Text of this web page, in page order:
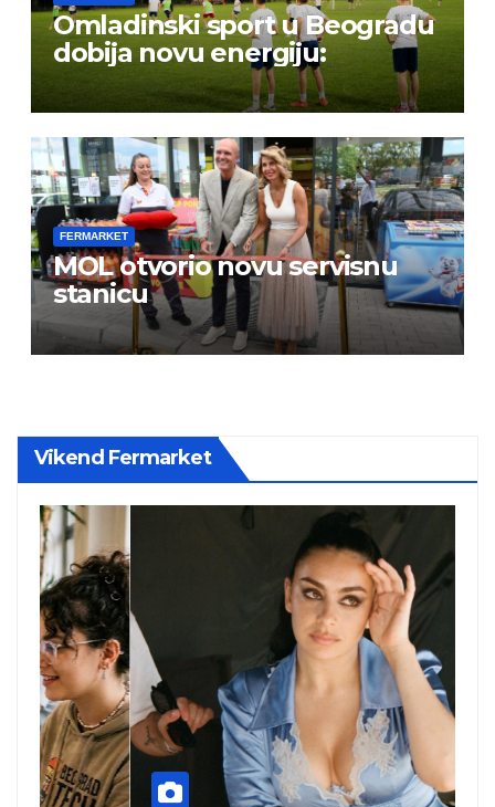
Omladinski sport u Beogradu
dobija novu energiju:
FERMARKET
MOL otvorio novu servisnu
stanicu
Vikend Fermarket